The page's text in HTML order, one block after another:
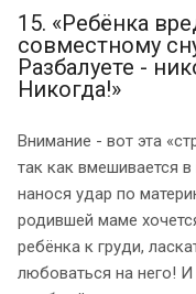
15. «Ребёнка
совместному
Разбалуете -
Никогда!»
Внимание - вот эта
так как вмешивается
нанося удар по
родившей маме
ребёнка к груди,
любоваться на него!